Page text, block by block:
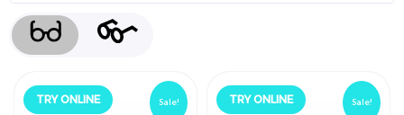
TRY ONLINE Sale! TRY ONLINE Sale!
جرّب أونلاين جرّب أونلاين !خصم